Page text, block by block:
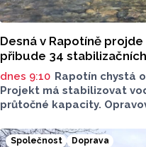
Desná v Rapotíně
přibude 34
dnes 9:10 Rapotín chystá
Projekt má stabilizovat
průtočné kapacity.
samostatných stavebních
Společnost Doprava